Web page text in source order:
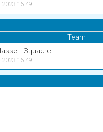
16:49
Team
- Squadre
16:49